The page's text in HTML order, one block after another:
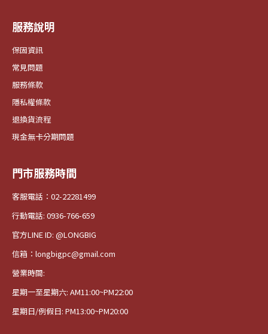
服務說明
保固資訊
常見問題
服務條款
隱私權條款
退換貨流程
現金無卡分期問題
門市服務時間
客服電話：02-22281499
行動電話: 0936-766-659
官方LINE ID: @LONGBIG
信箱：longbigpc@gmail.com
營業時間:
星期一至星期六: AM11:00~PM22:00
星期日/例假日: PM13:00~PM20:00